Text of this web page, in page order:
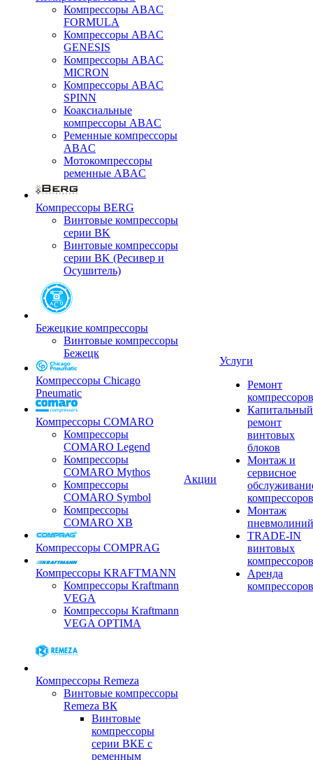
Компрессоры ABAC
FORMULA
Компрессоры ABAC
GENESIS
Компрессоры ABAC
MICRON
Компрессоры ABAC
SPINN
Коаксиальные
компрессоры ABAC
Ременные компрессоры
ABAC
Мотокомпрессоры
ременные ABAC
Компрессоры BERG
Винтовые компрессоры
серии BK
Винтовые компрессоры
серии BK (Ресивер и
Осушитель)
Бежецкие компрессоры
Винтовые компрессоры
Бежецк
Компрессоры Chicago
Pneumatic
Компрессоры COMARO
Компрессоры
COMARO Legend
Компрессоры
COMARO Mythos
Компрессоры
COMARO Symbol
Компрессоры
COMARO XB
Компрессоры COMPRAG
Компрессоры KRAFTMANN
Компрессоры Kraftmann
VEGA
Компрессоры Kraftmann
VEGA OPTIMA
Компрессоры Remeza
Винтовые компрессоры
Remeza ВК
Винтовые
компрессоры
серии ВКЕ с
ременным
Акции
Услуги
Ремонт
компрессоров
Капитальный
ремонт
винтовых
блоков
Монтаж и
сервисное
компрессоров
Монтаж
пневмолиний
TRADE-IN
винтовых
компрессоров
Аренда
компрессоров